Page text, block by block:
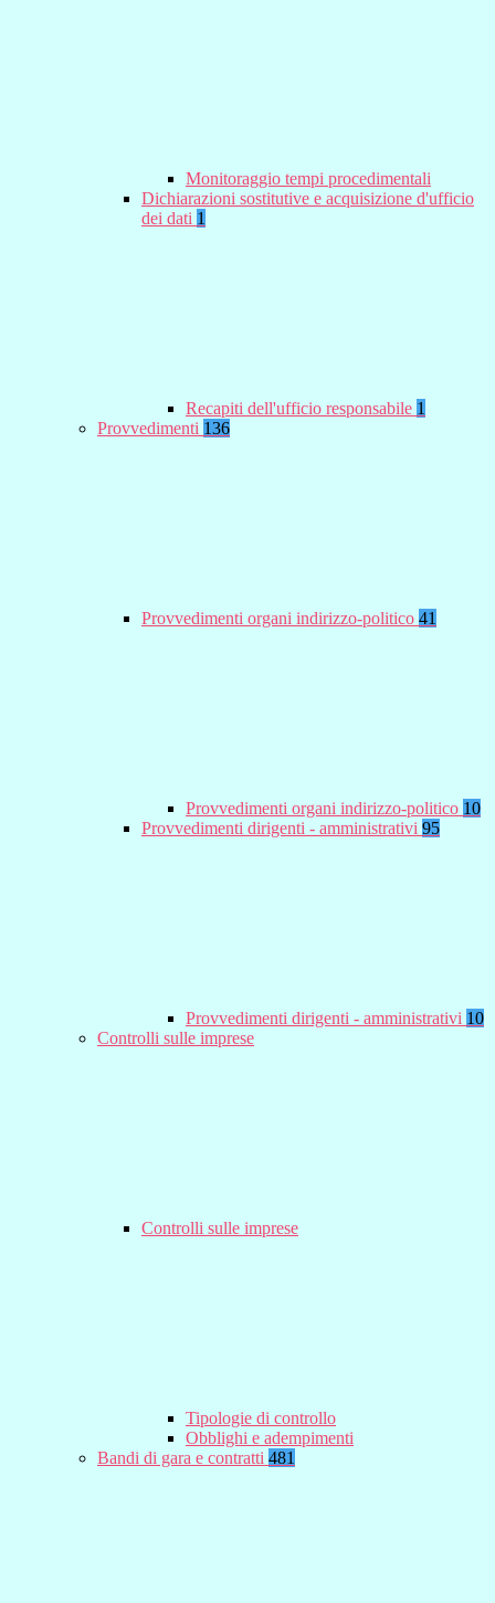
Monitoraggio tempi procedimentali
Dichiarazioni sostitutive e acquisizione d'ufficio
dei dati 1
Recapiti dell'ufficio responsabile 1
Provvedimenti 136
Provvedimenti organi indirizzo-politico 41
Provvedimenti organi indirizzo-politico 10
Provvedimenti dirigenti - amministrativi 95
Provvedimenti dirigenti - amministrativi 10
Controlli sulle imprese
Controlli sulle imprese
Tipologie di controllo
Obblighi e adempimenti
Bandi di gara e contratti 481